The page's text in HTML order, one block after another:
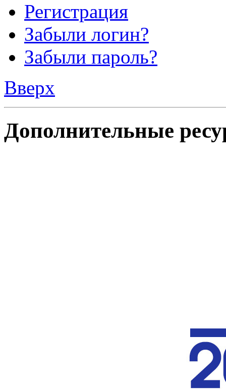
Регистрация
Забыли логин?
Забыли пароль?
Вверх
Дополнительные